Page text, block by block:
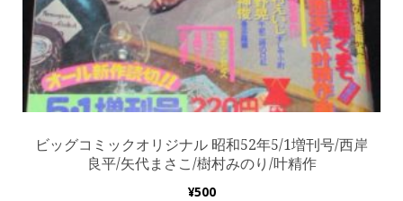
ビッグコミックオリジナル 昭和52年5/1増刊号/西岸
良平/矢代まさこ/樹村みのり/叶精作
¥500